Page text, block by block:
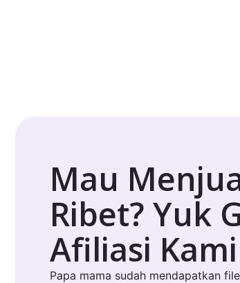
Mau
Ribet? Yuk
Afiliasi Kami
Papa mama sudah mendapatkan